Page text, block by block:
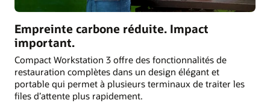
Empreinte carbone réduite. Impact
important.
Compact Workstation 3 offre des fonctionnalités de
restauration complètes dans un design élégant et
portable qui permet à plusieurs terminaux de traiter les
files d’attente plus rapidement.